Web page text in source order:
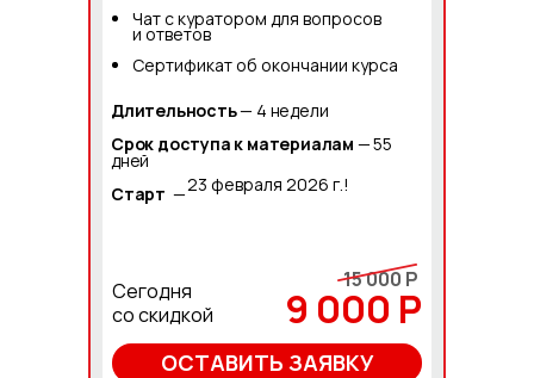
9 000 Р
15 000 Р
Чат с куратором для вопросов
и ответов
Сертификат об окончании курса
Сегодня
со скидкой
Длительность— 4 недели
Срок доступа к материалам — 55
дней
Старт —23 февраля 2026 г.!
ОСТАВИТЬ ЗАЯВКУ